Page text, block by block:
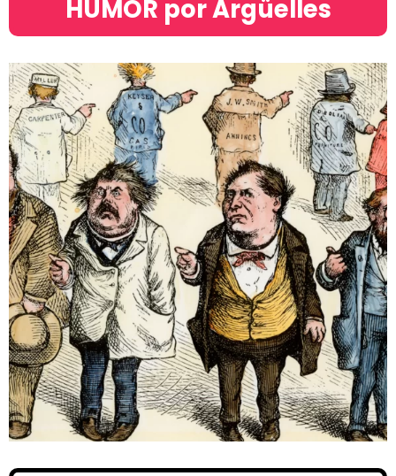
HUMOR por Argüelles​